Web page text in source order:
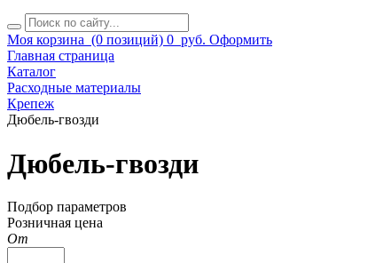
Моя корзина (0 позиций) 0 руб. Оформить
Главная страница
Каталог
Расходные материалы
Крепеж
Дюбель-гвозди
Дюбель-гвозди
Подбор параметров
Розничная цена
От